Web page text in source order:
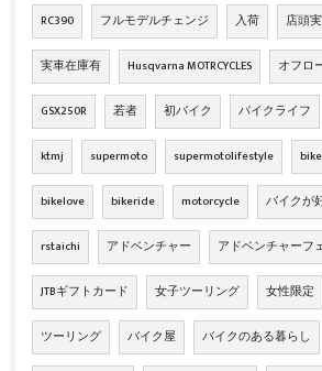
RC390 フルモデルチェンジ 入荷 店頭
実車在庫有 Husqvarna MOTRCYCLES オフロ
GSX250R 若者 初バイク バイクライフ
ktmj supermoto supermotolifestyle bike
bikelove bikeride motorcycle バイクが
rstaichi アドベンチャー アドベンチャーフ
JTBギフトカード 女子ツーリング 女性限定
ツーリング バイク屋 バイクのある暮らし